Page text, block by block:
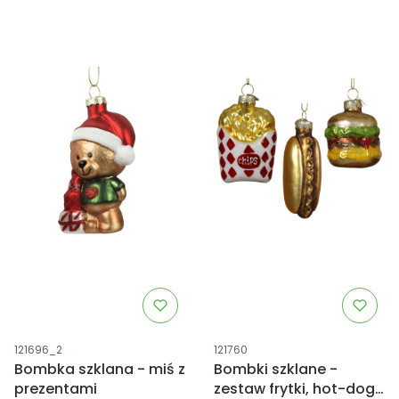
Kod produktu
121696_2
Bombka szklana - miś z
prezentami
Kod produktu
121760
Bombki szklane -
zestaw frytki, hot-dog i